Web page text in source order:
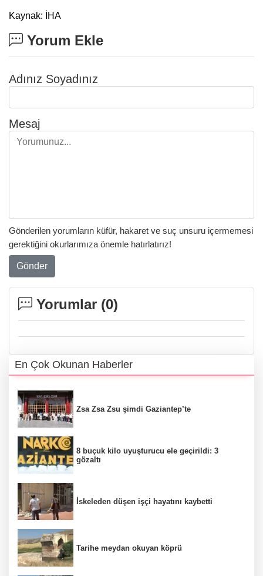
Kaynak: İHA
Yorum Ekle
Adınız Soyadınız
Mesaj
Gönderilen yorumların küfür, hakaret ve suç unsuru içermemesi
gerektiğini okurlarımıza önemle hatırlatırız!
Gönder
Yorumlar (0)
En Çok Okunan Haberler
Zsa Zsa Zsu şimdi Gaziantep’te
8 buçuk kilo uyuşturucu ele geçirildi: 3
gözaltı
İskeleden düşen işçi hayatını kaybetti
Tarihe meydan okuyan köprü